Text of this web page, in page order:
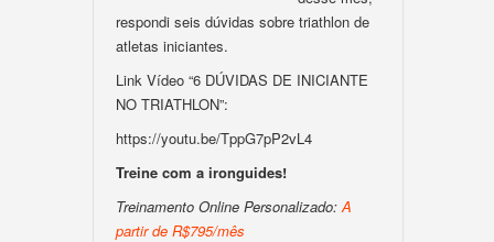
respondi seis dúvidas sobre triathlon de
atletas iniciantes.
Link Vídeo “6 DÚVIDAS DE INICIANTE
NO TRIATHLON”:
https://youtu.be/TppG7pP2vL4
Treine com a ironguides!
Treinamento Online Personalizado:A
partir de R$795/mês